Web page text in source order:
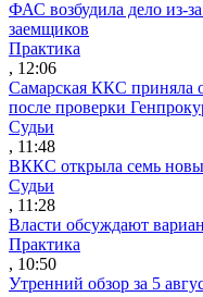
ФАС возбудила дело из-
заемщиков
Практика
, 12:06
Самарская ККС приняла
после проверки
Судьи
, 11:48
ВККС открыла семь
Судьи
, 11:28
Власти обсуждают
Практика
, 10:50
Утренний обзор за 5